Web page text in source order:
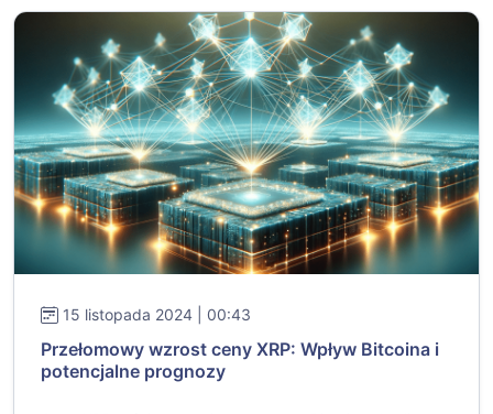
15 listopada 2024 | 00:43
Przełomowy wzrost ceny XRP: Wpływ Bitcoina i
potencjalne prognozy